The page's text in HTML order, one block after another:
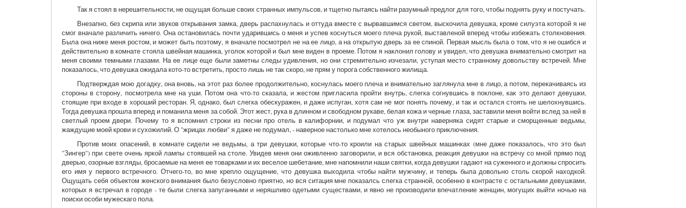
Так я стоял в нерешительности, не ощущая больше своих странных импульсов, и тщетно пытаясь найти разумный предлог для того, чтобы поднять руку и постучать.
Внезапно, без скрипа или звуков открывания замка, дверь распахнулась и оттуда вместе с вырвавшимся светом, выскочила девушка, кроме силуэта которой я не
смог вначале различить ничего. Она остановилась почти ударившись о меня и успев коснуться моего плеча рукой, выставленой вперед чтобы избежать столкновения.
Была она ниже меня ростом, и может быть поэтому, я вначале посмотрел не на ее лицо, а на открытую дверь за ее спиной. Первая мысль была о том, что я не ошибся и
действительно в комнате стояла швейная машинка, уголок которой и был мне виден в проеме. Потом я наклонил голову и увидел, что девушка внимательно смотрит на
меня своими темными глазами. На ее лице еще были заметны следы удивления, но они стремительно изчезали, уступая место странному довольству встречей. Мне
показалось, что девушка ожидала кото-то встретить, просто лишь не так скоро, не прям у порога собственного жилища.
Подтверждая мою догадку, она вновь, на этот раз более продолжительно, коснулась моего плеча и внимательно заглянула мне в лицо, а потом, перекачиваясь из
стороны в сторону, посмотрела мне на уши. Потом она что-то сказала, и жестом пригласила пройти внутрь, слегка согнувшись в поклоне, как это делают девушки,
стоящие при входе в хороший ресторан. Я, однако, был слегка обескуражен, и даже испуган, хотя сам не мог понять почему, и так и остался стоять не шелохнувшись.
Тогда девушка прошла вперед и поманила меня за собой. Этот жест, рука в длинном и свободном рукаве, белая кожа и черные глаза, заставили меня войти вслед за ней в
светлый проем двери. Почему то я вспомнил строки из песни про отель в калифорнии, и подумал что уж внутри наверняка сидят старые и сморщенные ведьмы,
жаждущие моей крови и сухожилий. О "жрицах любви" я даже не подумал, - наверное настолько мне хотелось необыного приключения.
Против моих опасений, в комнате сидели не ведьмы, а три девушки, которые что-то кроили на старых швейных машинках (мне даже показалось, что это был
"Зингер") при свете очень яркой лампы стоявшей на столе. Увидев меня они оживленно заговорили, и вся обстановка, реакция девушки на встречу со мной прямо под
дверью, озорные взгляды, бросаемые на меня ее товарками и их веселое шебетание, мне напомнили наши святки, когда девушки гадают на суженного и должны спросить
его имя у первого встречного. Отчего-то, во мне крепло ощущение, что девушка выходила чтобы найти мужчину, и теперь была довольно столь скорой находкой.
Ощущать себя объектом женского внимания было безусловно приятно, но вся ситация мне показалсь слегка странной, особенно в контрасте с остальными девушками,
которых я встречал в городе - те были слегка запуганными и неряшливо одетыми существами, и явно не производили впечатление женщин, могущих выйти ночью на
поиски особи мужескаго пола.